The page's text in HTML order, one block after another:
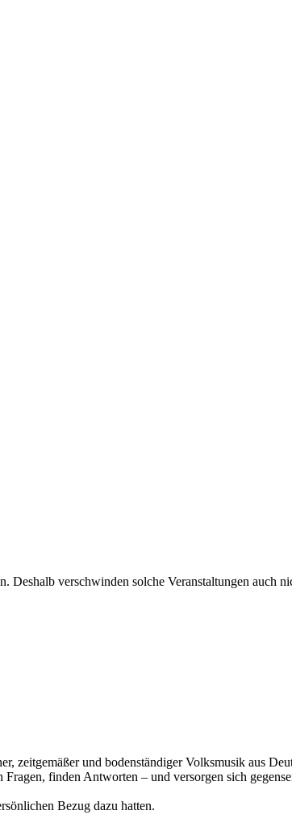
verschwinden solche Veran­staltungen auch
zeitgemäßer und bodenständiger Volksmusik aus
finden Antworten – und versorgen sich
Bezug dazu hatten.